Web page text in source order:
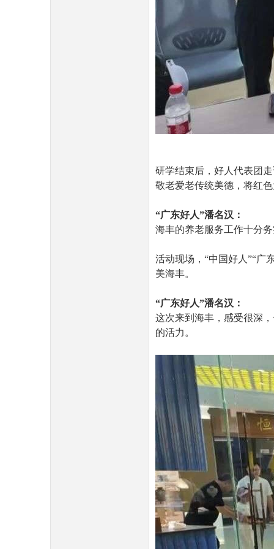
研学结束后，好人代表团
敬老爱老传统美德，将红
“广东好人”潘名汉：
海丰的养老服务工作十分
活动现场，“中国好人”“广
美海丰。
“广东好人”潘名汉：
这次来到海丰，感受很深
的活力。